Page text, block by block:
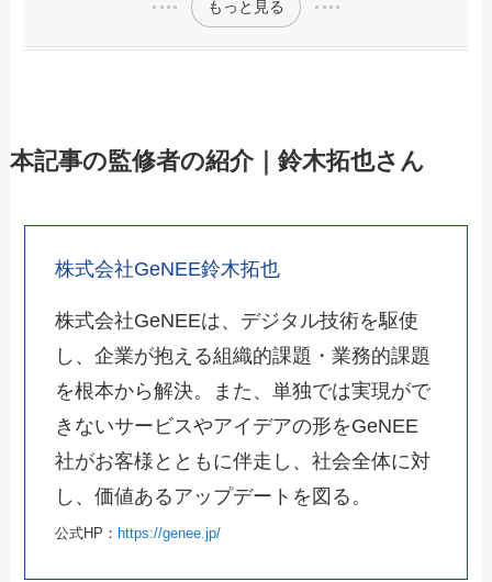
もっと見る
本記事の監修者の紹介｜鈴木拓也さん
株式会社GeNEE鈴木拓也
株式会社GeNEEは、デジタル技術を駆使
し、企業が抱える組織的課題・業務的課題
を根本から解決。また、単独では実現がで
きないサービスやアイデアの形をGeNEE
社がお客様とともに伴走し、社会全体に対
し、価値あるアップデートを図る。
公式HP： https://genee.jp/